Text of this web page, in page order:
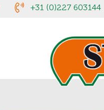
+31 (0)227 603144